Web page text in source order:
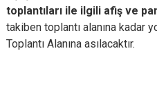
toplantıları ile ilgili afiş ve
takiben toplantı alanına kadar
Toplantı Alanına asılacaktır.